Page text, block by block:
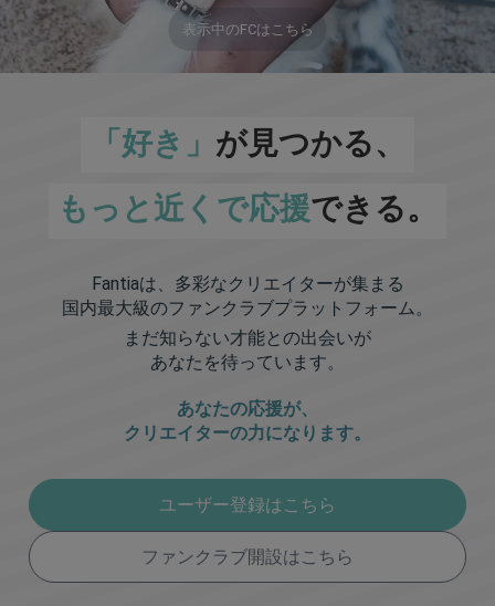
表示中のFCはこちら
「好き」 が見つかる、
もっと近くで応援できる。
Fantiaは、多彩なクリエイターが集まる
国内最大級のファンクラブプラットフォーム。
まだ知らない才能との出会いが
あなたを待っています。
あなたの応援が、
クリエイターの力になります。
ユーザー登録はこちら
ファンクラブ開設はこちら